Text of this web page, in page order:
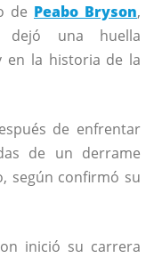
de Peabo Bryson,
dejó una huella
en la historia de la
de enfrentar
de un derrame
según confirmó su
inició su carrera